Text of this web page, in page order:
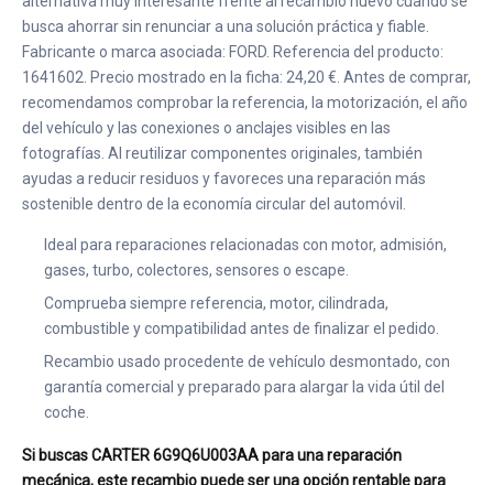
busca ahorrar sin renunciar a una solución práctica y fiable.
Fabricante o marca asociada: FORD. Referencia del producto:
1641602. Precio mostrado en la ficha: 24,20 €. Antes de comprar,
recomendamos comprobar la referencia, la motorización, el año
del vehículo y las conexiones o anclajes visibles en las
fotografías. Al reutilizar componentes originales, también
ayudas a reducir residuos y favoreces una reparación más
sostenible dentro de la economía circular del automóvil.
Ideal para reparaciones relacionadas con motor, admisión,
gases, turbo, colectores, sensores o escape.
Comprueba siempre referencia, motor, cilindrada,
combustible y compatibilidad antes de finalizar el pedido.
Recambio usado procedente de vehículo desmontado, con
garantía comercial y preparado para alargar la vida útil del
coche.
Si buscas CARTER 6G9Q6U003AA para una reparación
mecánica, este recambio puede ser una opción rentable para